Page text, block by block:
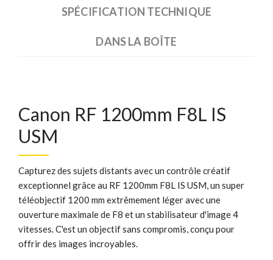
SPÉCIFICATION TECHNIQUE
DANS LA BOÎTE
Canon RF 1200mm F8L IS
USM
Capturez des sujets distants avec un contrôle créatif
exceptionnel grâce au RF 1200mm F8L IS USM, un super
téléobjectif 1200 mm extrêmement léger avec une
ouverture maximale de F8 et un stabilisateur d'image 4
vitesses. C'est un objectif sans compromis, conçu pour
offrir des images incroyables.